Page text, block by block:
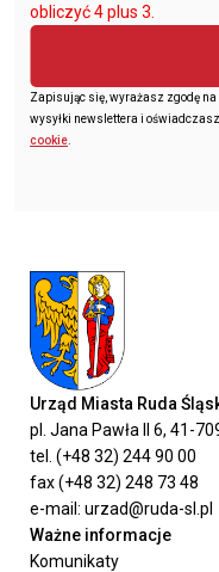
obliczyć 4 plus 3.
Zapisując się, wyrażasz zgodę
wysyłki newslettera i
cookie
Urząd Miasta Ruda
pl. Jana Pawła II 6, 41-
tel. (+48 32) 244 90 00
fax (+48 32) 248 73 48
e-mail: urzad@ruda-sl.pl
Ważne informacje
Komunikaty